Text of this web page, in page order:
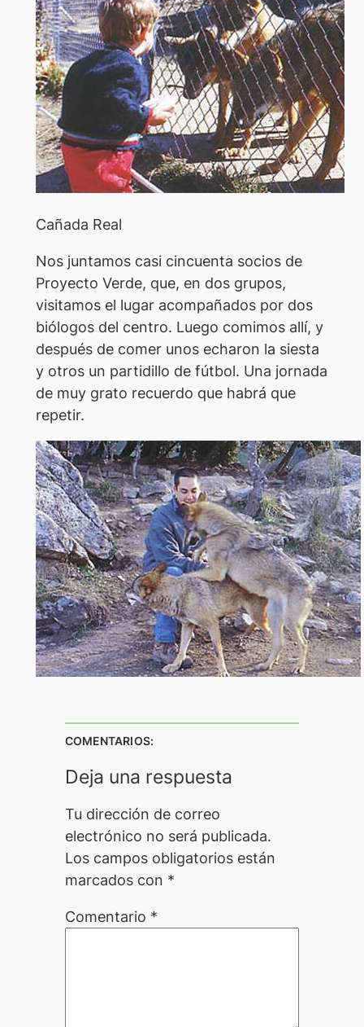
Cañada Real
Nos juntamos casi cincuenta socios de
Proyecto Verde, que, en dos grupos,
visitamos el lugar acompañados por dos
biólogos del centro. Luego comimos allí, y
después de comer unos echaron la siesta
y otros un partidillo de fútbol. Una jornada
de muy grato recuerdo que habrá que
repetir.
COMENTARIOS:
Deja una respuesta
Tu dirección de correo
electrónico no será publicada.
Los campos obligatorios están
marcados con *
Comentario *